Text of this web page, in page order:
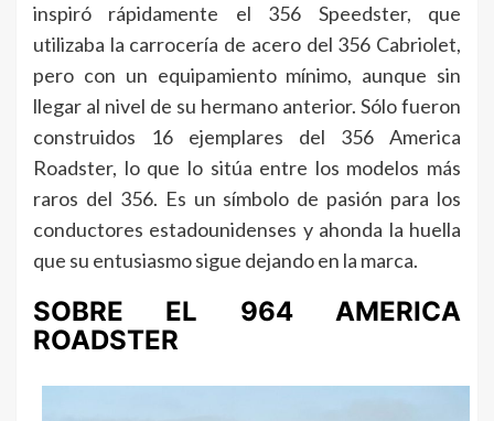
inspiró rápidamente el 356 Speedster, que
utilizaba la carrocería de acero del 356 Cabriolet,
pero con un equipamiento mínimo, aunque sin
llegar al nivel de su hermano anterior. Sólo fueron
construidos 16 ejemplares del 356 America
Roadster, lo que lo sitúa entre los modelos más
raros del 356. Es un símbolo de pasión para los
conductores estadounidenses y ahonda la huella
que su entusiasmo sigue dejando en la marca.
SOBRE EL 964 AMERICA
ROADSTER